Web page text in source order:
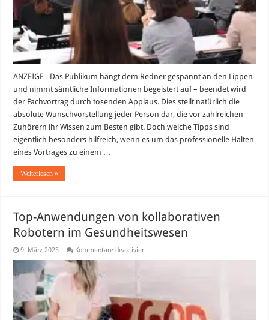
ANZEIGE - Das Publikum hängt dem Redner gespannt an den Lippen
und nimmt sämtliche Informationen begeistert auf – beendet wird
der Fachvortrag durch tosenden Applaus. Dies stellt natürlich die
absolute Wunschvorstellung jeder Person dar, die vor zahlreichen
Zuhörern ihr Wissen zum Besten gibt. Doch welche Tipps sind
eigentlich besonders hilfreich, wenn es um das professionelle Halten
eines Vortrages zu einem …
Weiterlesen »
Top-Anwendungen von kollaborativen
Robotern im Gesundheitswesen
9. März 2023 Kommentare deaktiviertfür
Gesundheitswesen